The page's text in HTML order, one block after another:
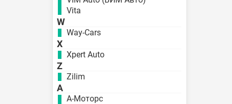
Vita
W
Way-Cars
X
Xpert Auto
Z
Zilim
А
А-Моторс